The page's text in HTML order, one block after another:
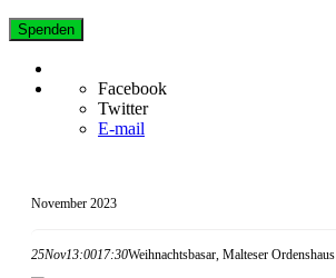
Spenden
Facebook
Twitter
E-mail
November 2023
25Nov13:0017:30Weihnachtsbasar, Malteser Ordenshaus